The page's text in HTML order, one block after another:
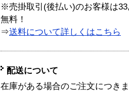
※売掛取引(後払い)のお客様は
無料！
⇒送料について詳しくはこちら
配送について
在庫がある場合のご注文につき